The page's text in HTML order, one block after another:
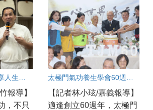
報導】
，不只
【記者林小玹/嘉義報導】
適逢創立60週年，太極門